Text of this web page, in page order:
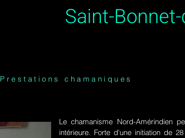
Saint-
Prestations chamaniques
Le chamanisme Nord-Amérindien
intérieure. Forte d'une initiation de